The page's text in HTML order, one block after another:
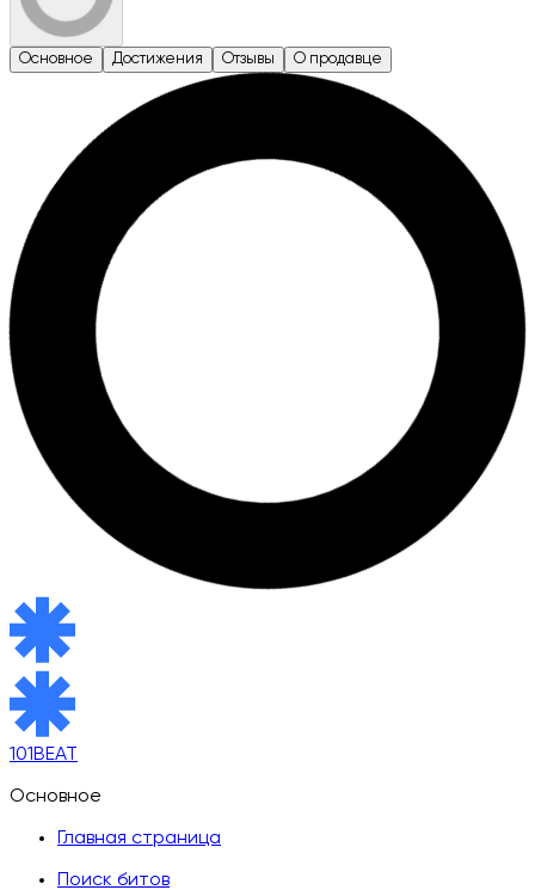
Основное Достижения Отзывы О продавце
101BEAT
Основное
Главная страница
Поиск битов